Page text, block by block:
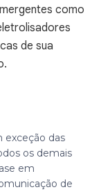
como
de sua
exceção das
os demais
em
de